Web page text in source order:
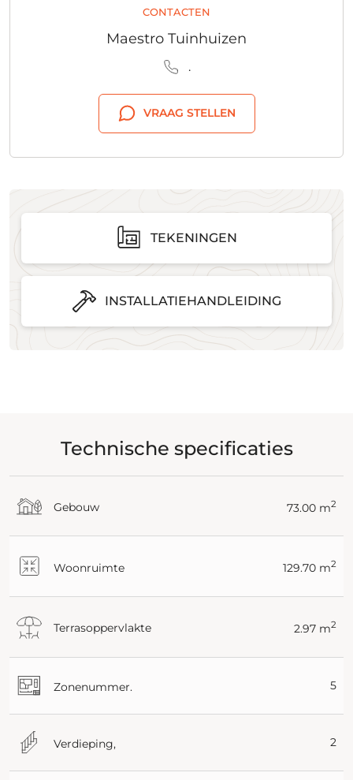
CONTACTEN
Maestro Tuinhuizen
.
VRAAG STELLEN
TEKENINGEN
INSTALLATIEHANDLEIDING
Technische specificaties
Gebouw 73.00 m2
Woonruimte 129.70 m2
Terrasoppervlakte 2.97 m2
Zonenummer. 5
Verdieping, 2